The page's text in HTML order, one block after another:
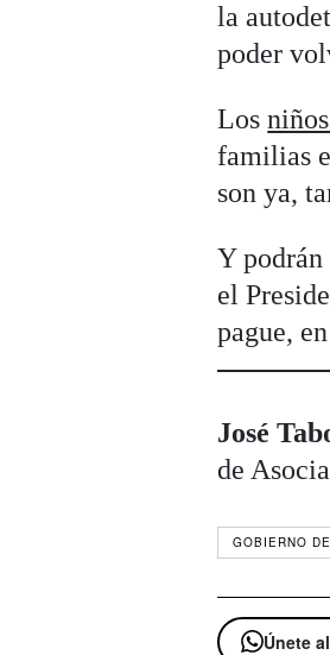
la
poder
Los
familias
son ya,
Y
el
pague,
José
de
GOBIERNO
Únete